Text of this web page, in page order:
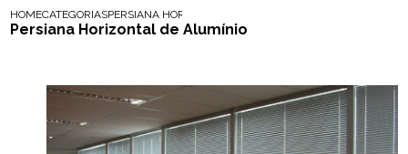
HOMECATEGORIASPERSIANA HORIZONTAL DE ALUMINIO
Persiana Horizontal de Alumínio